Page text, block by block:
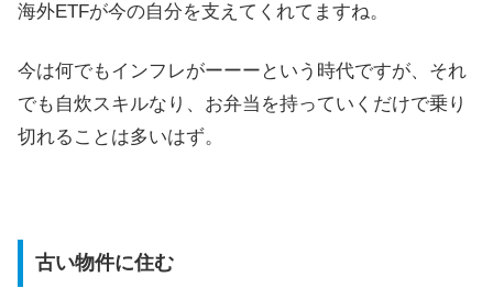
海外ETFが今の自分を支えてくれてますね。
今は何でもインフレがーーーという時代ですが、それ
でも自炊スキルなり、お弁当を持っていくだけで乗り
切れることは多いはず。
古い物件に住む